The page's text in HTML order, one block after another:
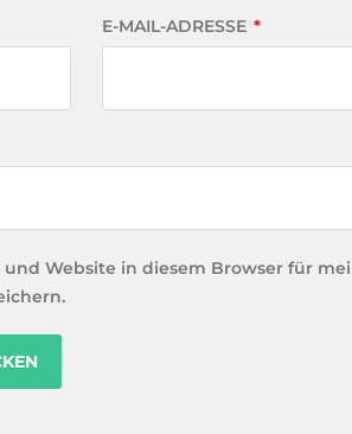
E-MAIL-ADRESSE *
und Website in diesem Browser für